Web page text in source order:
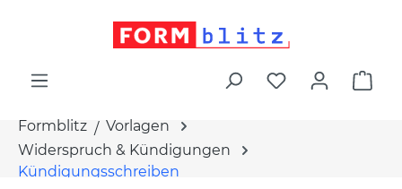
Formblitz
Vorlagen
Widerspruch & Kündigungen
Kündigungsschreiben